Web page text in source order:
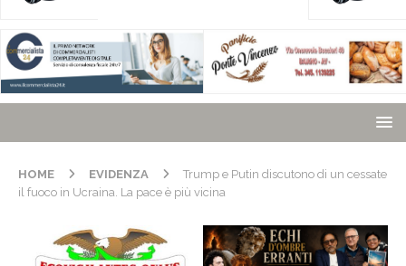
HOME EVIDENZA
Trump e Putin discutono di un cessate
il fuoco in Ucraina. La pace è più vicina